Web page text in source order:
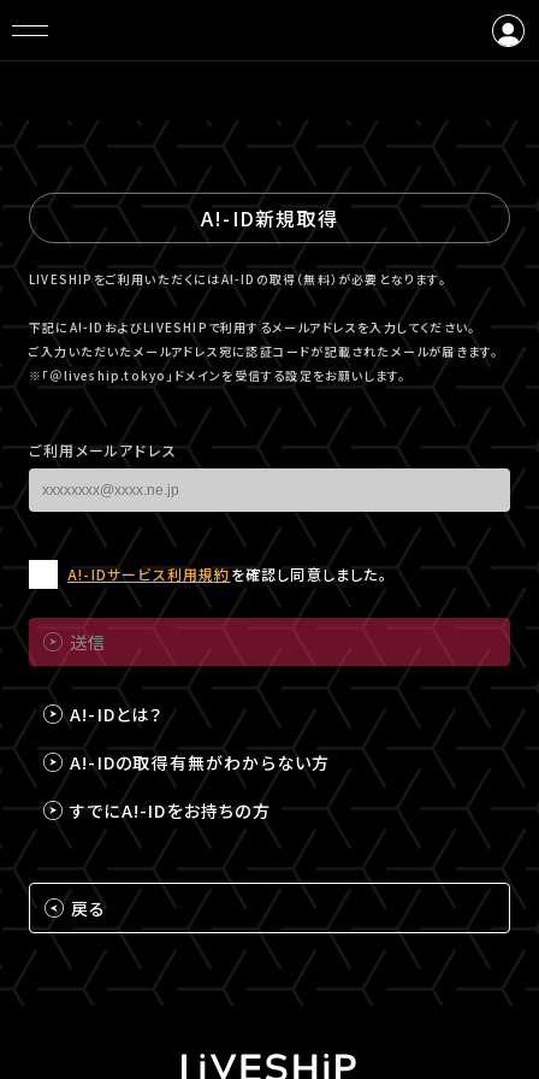
A!-ID新規取得
LIVESHIPをご利用いただくにはA!-IDの取得（無料）が必要となります。
下記にA!-IDおよびLIVESHIPで利用するメールアドレスを入力してください。
ご入力いただいたメールアドレス宛に認証コードが記載されたメールが届きます。
※「＠liveship.tokyo」ドメインを受信する設定をお願いします。
ご利用メールアドレス
A!-IDサービス利用規約を確認し同意しました。
送信
A!-IDとは？
A!-IDの取得有無がわからない方
すでにA!-IDをお持ちの方
戻る